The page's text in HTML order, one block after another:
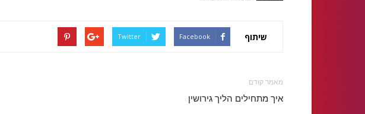
שיתוף Facebook
Twitter
מאמר קודם
איך מתחילים הליך גירושין